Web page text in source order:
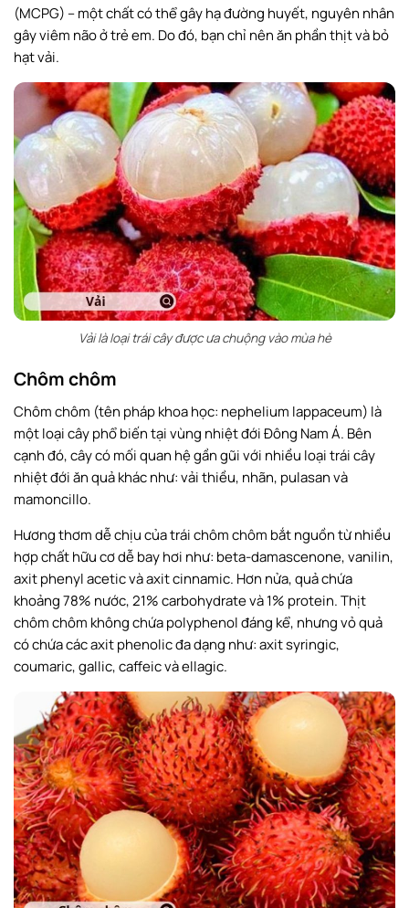
(MCPG) – một chất có thể gây hạ đường huyết, nguyên nhân
gây viêm não ở trẻ em. Do đó, bạn chỉ nên ăn phần thịt và bỏ
hạt vải.
Vải là loại trái cây được ưa chuộng vào mùa hè
Chôm chôm
Chôm chôm (tên pháp khoa học: nephelium lappaceum) là
một loại cây phổ biến tại vùng nhiệt đới Đông Nam Á. Bên
cạnh đó, cây có mối quan hệ gần gũi với nhiều loại trái cây
nhiệt đới ăn quả khác như: vải thiều, nhãn, pulasan và
mamoncillo.
Hương thơm dễ chịu của trái chôm chôm bắt nguồn từ nhiều
hợp chất hữu cơ dễ bay hơi như: beta-damascenone, vanilin,
axit phenyl acetic và axit cinnamic. Hơn nửa, quả chứa
khoảng 78% nước, 21% carbohydrate và 1% protein. Thịt
chôm chôm không chứa polyphenol đáng kể, nhưng vỏ quả
có chứa các axit phenolic đa dạng như: axit syringic,
coumaric, gallic, caffeic và ellagic.